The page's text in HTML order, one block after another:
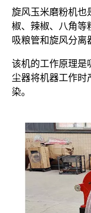
旋风玉米磨粉机也
椒、辣椒、八角等
吸粮管和旋风分离
该机的工作原理是
尘器将机器工作
染。